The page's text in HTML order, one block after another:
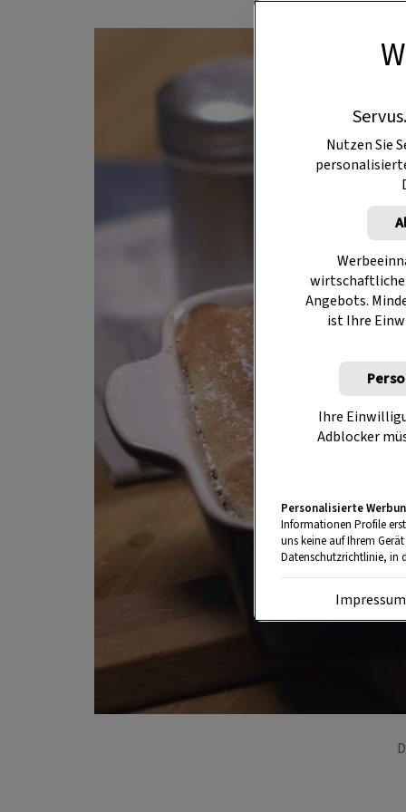
Nutzen Sie
Angebots.
ist Ihre
Ihre
Adblocker
Personalisierte
Informationen Profile
uns keine auf Ihrem
Datenschutzrichtlinie, in
Impressum